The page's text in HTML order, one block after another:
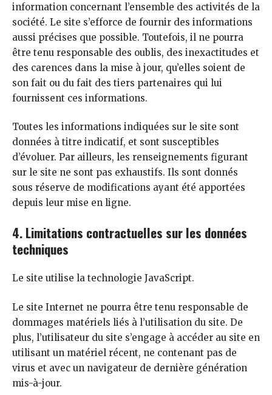
information concernant l’ensemble des activités de la
société. Le site s’efforce de fournir des informations
aussi précises que possible. Toutefois, il ne pourra
être tenu responsable des oublis, des inexactitudes et
des carences dans la mise à jour, qu’elles soient de
son fait ou du fait des tiers partenaires qui lui
fournissent ces informations.
Toutes les informations indiquées sur le site sont
données à titre indicatif, et sont susceptibles
d’évoluer. Par ailleurs, les renseignements figurant
sur le site ne sont pas exhaustifs. Ils sont donnés
sous réserve de modifications ayant été apportées
depuis leur mise en ligne.
4. Limitations contractuelles sur les données
techniques
Le site utilise la technologie JavaScript.
Le site Internet ne pourra être tenu responsable de
dommages matériels liés à l’utilisation du site. De
plus, l’utilisateur du site s’engage à accéder au site en
utilisant un matériel récent, ne contenant pas de
virus et avec un navigateur de dernière génération
mis-à-jour.